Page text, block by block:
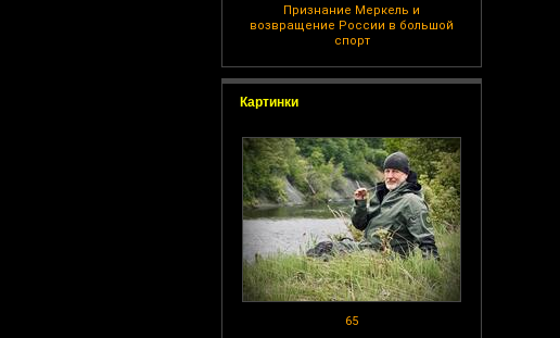
Признание Меркель и
возвращение России в большой
спорт
Картинки
65